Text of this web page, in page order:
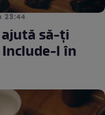
23:44
să-ți
l în